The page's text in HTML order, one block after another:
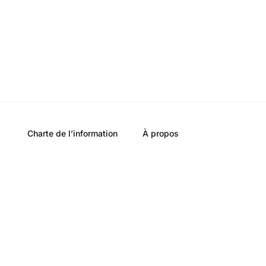
Charte de l’information À propos